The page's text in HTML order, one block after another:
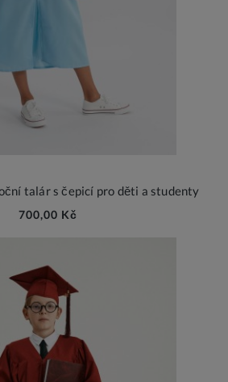
talár s čepicí pro děti a studenty
700,00 Kč